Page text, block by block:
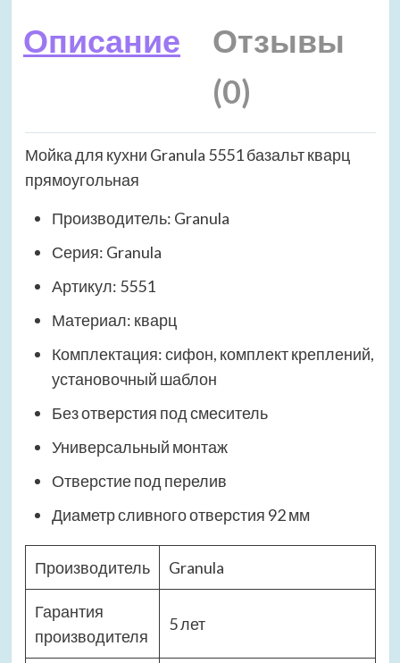
Описание
Отзывы
(0)
Мойка для кухни Granula 5551 базальт кварц
прямоугольная
Производитель: Granula
Серия: Granula
Артикул: 5551
Материал: кварц
Комплектация: сифон, комплект креплений,
установочный шаблон
Без отверстия под смеситель
Универсальный монтаж
Отверстие под перелив
Диаметр сливного отверстия 92 мм
Производитель Granula
Гарантия
производителя
5 лет